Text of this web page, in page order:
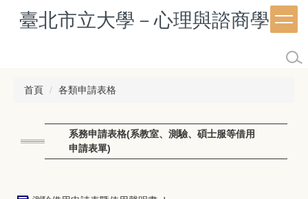
臺北市立大學－心理與諮商學系
首頁 各類申請表格
系務申請表格(系教室、測驗、碩士服等借用
申請表單)